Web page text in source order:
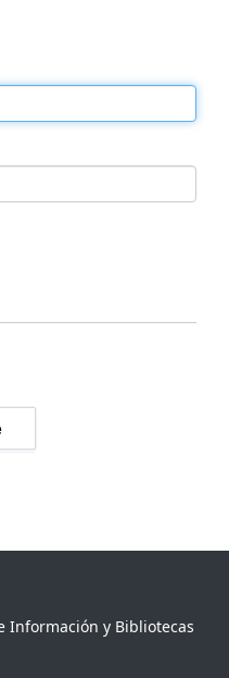
Información y Bibliotecas